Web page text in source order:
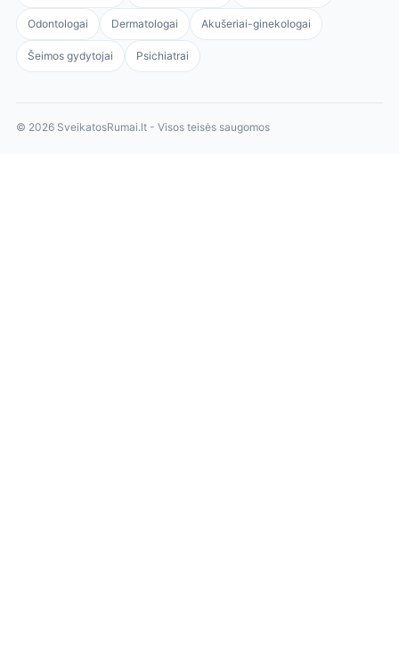
Odontologai Dermatologai Akušeriai-ginekologai
Šeimos gydytojai Psichiatrai
© 2026 SveikatosRumai.lt - Visos teisės saugomos